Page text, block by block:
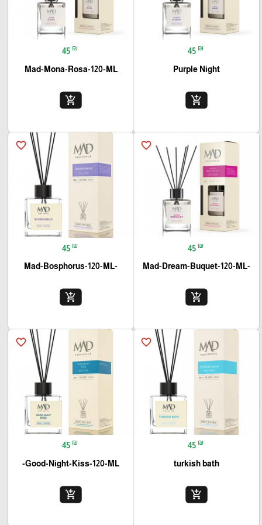
45 ₪
Purple Night
add_shopping_cart
45 ₪
Mad-Mona-Rosa-120-ML
add_shopping_cart
favorite_border
45 ₪
-Mad-Dream-Buquet-120-ML
add_shopping_cart
favorite_border
45 ₪
-Mad-Bosphorus-120-ML
add_shopping_cart
favorite_border
45 ₪
turkish bath
add_shopping_cart
favorite_border
45 ₪
Good-Night-Kiss-120-ML-
add_shopping_cart